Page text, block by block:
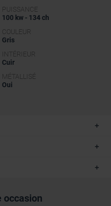
PUISSANCE
100 kw - 134 ch
COULEUR
Gris
INTÉRIEUR
Cuir
MÉTALLISÉ
Oui
occasion